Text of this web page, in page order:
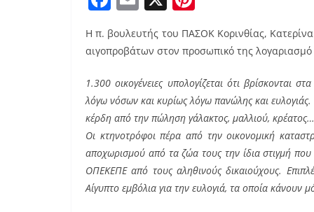
a
c
e
b
o
o
k
m
ai er
st
Η π. βουλευτής του ΠΑΣΟΚ Κορινθίας,
αιγοπροβάτων στον προσωπικό της
1.300 οικογένειες υπολογίζεται ότι βρίσκονται
λόγω νόσων και κυρίως λόγω πανώλης και
κέρδη από την πώληση γάλακτος, μαλλιού, κρέατος…
Οι κτηνοτρόφοι πέρα από την οικονομική
αποχωρισμού από τα ζώα τους την ίδια στιγμή που
ΟΠΕΚΕΠΕ από τους αληθινούς δικαιούχους.
Αίγυπτο εμβόλια για την ευλογιά, τα οποία